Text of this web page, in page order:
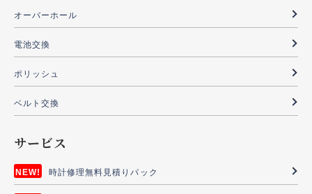
オーバーホール
電池交換
ポリッシュ
ベルト交換
サービス
時計修理無料見積りパック